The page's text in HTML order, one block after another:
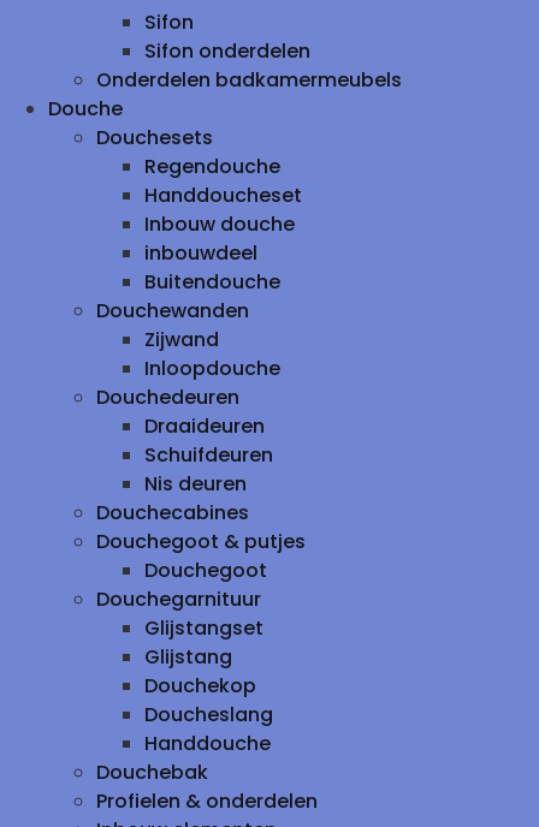
Sifon
Sifon onderdelen
Onderdelen badkamermeubels
Douche
Douchesets
Regendouche
Handdoucheset
Inbouw douche
inbouwdeel
Buitendouche
Douchewanden
Zijwand
Inloopdouche
Douchedeuren
Draaideuren
Schuifdeuren
Nis deuren
Douchecabines
Douchegoot & putjes
Douchegoot
Douchegarnituur
Glijstangset
Glijstang
Douchekop
Doucheslang
Handdouche
Douchebak
Profielen & onderdelen